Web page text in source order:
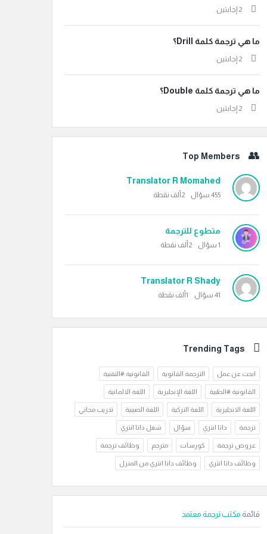
‫2 إجابتين
ما هي ترجمة كلمة Drill؟
‫2 إجابتين
ما هي ترجمة كلمة Double؟
‫2 إجابتين
Top Members
Translator R Momahed
455 سؤال 2ألف نقطة
متطوع للترجمة
1 سؤال 2ألف نقطة
Translator R Shady
41 سؤال 1ألف نقطة
Trending Tags
ابحث عن عمل الترجمة القانوية القانونية #التقنية
القانونية #الطبية اللغة الإنجليزية اللغة الالمانية
اللغة الانجليزية اللغة التركية اللغة الصينية تدريب مجاني
ترجمة داتا انتري سؤال شغل داتا انتري
عروض ترجمة كورسات مترجم وظائف ترجمة
وظائف داتا انتري وظائف داتا انتري من المنزل
قائمة مكتب ترجمة معتمد